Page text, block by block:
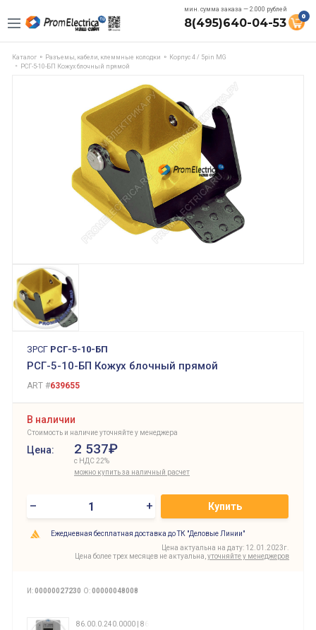
мин. сумма заказа — 2.000 рублей
8(495)640-04-53 0
Каталог Разъемы, кабели, клеммные колодки
Корпус 4 / 5pin MG
РСГ-5-10-БП Кожух блочный прямой
ЗРСГ РСГ-5-10-БП
РСГ-5-10-БП Кожух блочный прямой
ART #639655
В наличии
Стоимость и наличие уточняйте у менеджера
Цена: 2 537₽
с НДС 22%
можно купить за наличный расчет
– + Купить
Ежедневная бесплатная доставка до ТК "Деловые Линии"
Цена актуальна на дату: 12.01.2023г.
Цена более трех месяцев не актуальна, уточняйте у менеджеров
И:00000027230 О:00000048008
86.00.0.240.0000 | 860002400000